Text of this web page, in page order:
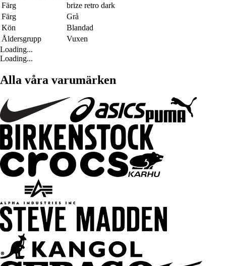
Färg
brize retro dark
Färg
Grå
Kön
Blandad
Åldersgrupp
Vuxen
Loading...
Loading...
Alla våra varumärken